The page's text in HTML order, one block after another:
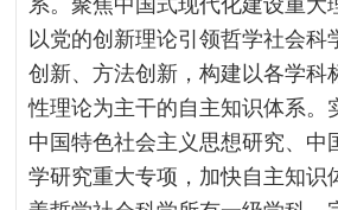
系。聚焦中国式现代化建设重大
以党的创新理论引领哲学社会科
创新、方法创新，构建以各学科
性理论为主干的自主知识体系。
中国特色社会主义思想研究、中
学研究重大专项，加快自主知识